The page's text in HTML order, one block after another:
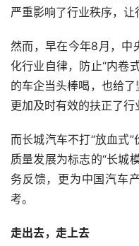
严重影响了行业秩序，让
然而，早在今年8月，中
化行业自律，防止“内卷
的车企当头棒喝，也给了
更加及时有效的扶正了行
而长城汽车不打“放血式
质量发展为标志的“长城
务反馈，更为中国汽车
考。
走出去，走上去